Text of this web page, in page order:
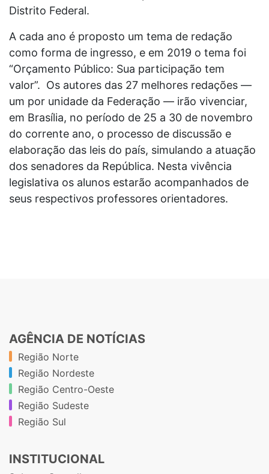
Distrito Federal.
A cada ano é proposto um tema de redação
como forma de ingresso, e em 2019 o tema foi
“Orçamento Público: Sua participação tem
valor”. Os autores das 27 melhores redações —
um por unidade da Federação — irão vivenciar,
em Brasília, no período de 25 a 30 de novembro
do corrente ano, o processo de discussão e
elaboração das leis do país, simulando a atuação
dos senadores da República. Nesta vivência
legislativa os alunos estarão acompanhados de
seus respectivos professores orientadores.
AGÊNCIA DE NOTÍCIAS
Região Norte
Região Nordeste
Região Centro-Oeste
Região Sudeste
Região Sul
INSTITUCIONAL